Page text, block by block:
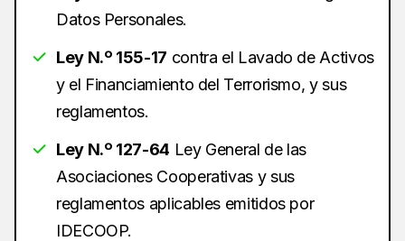
Datos Personales.
Ley N.º 155-17 contra el Lavado de Activos
y el Financiamiento del Terrorismo, y sus
reglamentos.
Ley N.º 127-64 Ley General de las
Asociaciones Cooperativas y sus
reglamentos aplicables emitidos por
IDECOOP.